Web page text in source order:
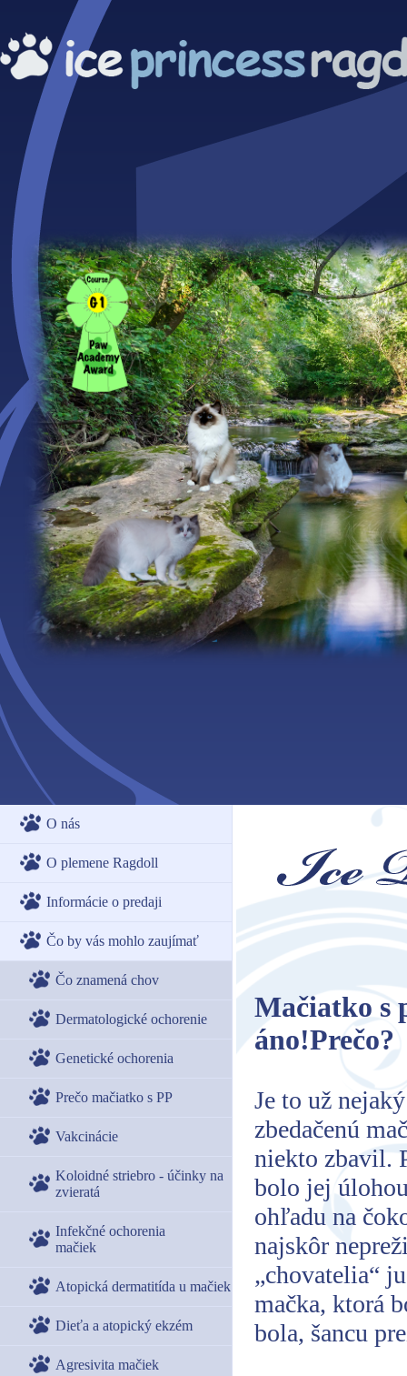
O nás
O plemene Ragdoll
Informácie o predaji
Čo by vás mohlo zaujímať
Čo znamená chov
Dermatologické ochorenie
Genetické ochorenia
Prečo mačiatko s PP
Vakcinácie
Koloidné striebro - účinky na
zvieratá
Infekčné ochorenia
mačiek
Atopická dermatitída u mačiek
Dieťa a atopický ekzém
Agresivita mačiek
Mačiatko s
áno!Prečo?
Je to už
zbedačenú
niekto zbavil.
bolo jej
ohľadu na
najskôr
„chovatelia“
mačka, ktorá
bola, šancu